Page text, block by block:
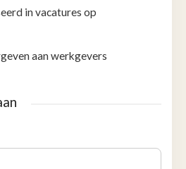
in vacatures op
aan werkgevers